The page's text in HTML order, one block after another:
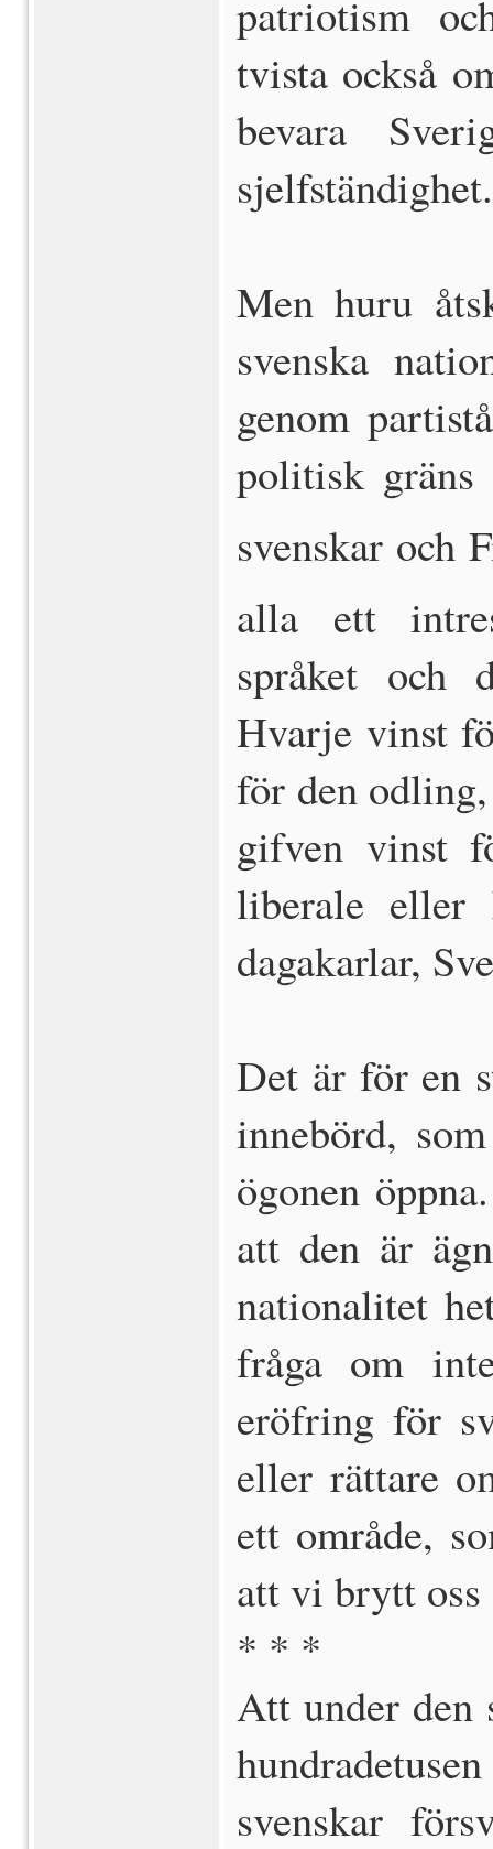
patriotism
tvista också
bevara
sjelfständighet.
Men huru
svenska
genom
politisk gräns
svenskar och
alla ett
språket och
Hvarje vinst
för den
gifven vinst
liberale eller
dagakarlar,
Det är för en
innebörd,
ögonen
att den är
nationalitet
fråga om
eröfring för
eller rättare
ett område,
att vi brytt oss
* * *
Att under den
svenskar